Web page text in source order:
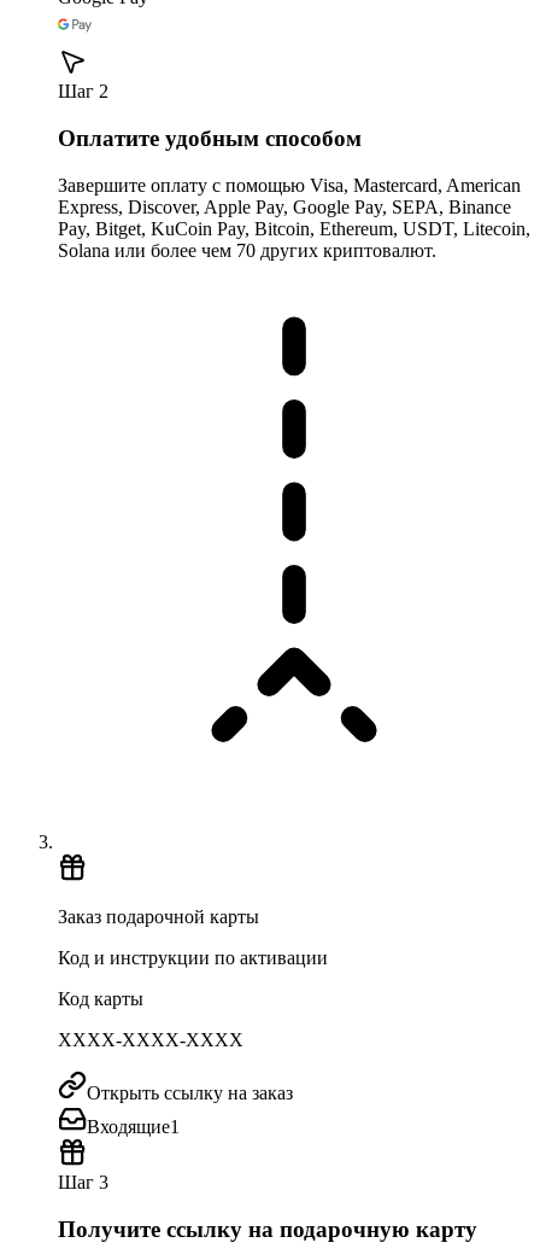
Шаг 2
Оплатите удобным способом
Завершите оплату с помощью Visa, Mastercard, American
Express, Discover, Apple Pay, Google Pay, SEPA, Binance
Pay, Bitget, KuCoin Pay, Bitcoin, Ethereum, USDT, Litecoin,
Solana или более чем 70 других криптовалют.
Заказ подарочной карты
Код и инструкции по активации
Код карты
XXXX-XXXX-XXXX
Открыть ссылку на заказ
Входящие1
Шаг 3
Получите ссылку на подарочную карту